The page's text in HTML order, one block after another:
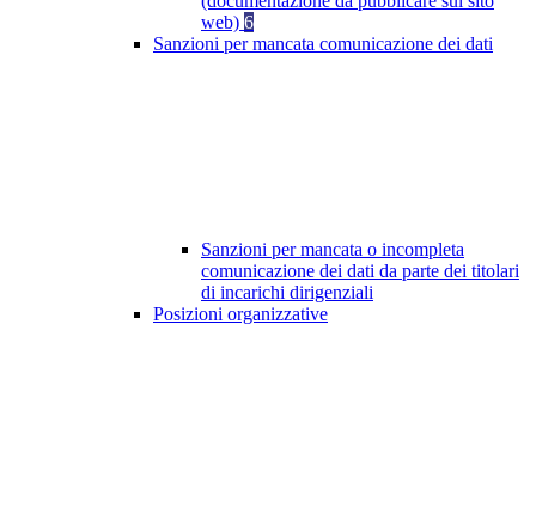
web) 6
Sanzioni per mancata comunicazione dei dati
Sanzioni per mancata o incompleta
comunicazione dei dati da parte dei titolari
di incarichi dirigenziali
Posizioni organizzative